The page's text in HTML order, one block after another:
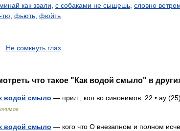
как звали с собаками не сыщешь словно
тю фьють фюйть
Не сомкнуть глаз
что такое "Как водой смыло" в
водой смыло — прил., кол во синонимов: 22 • ау
водой смыло — кого что О внезапном и полном